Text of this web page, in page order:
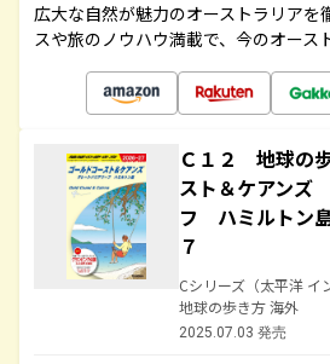
広大な自然が魅力のオーストラリアを
スや旅のノウハウ満載で、今のオース
Ｃ１２ 地球の
スト＆ケアンズ
フ ハミルトン
７
Cシリーズ（太平洋 イ
地球の歩き方 海外
2025.07.03 発売